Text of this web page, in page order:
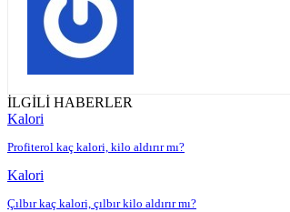
İLGİLİ HABERLER
Kalori
Profiterol kaç kalori, kilo aldırır mı?
Kalori
Çılbır kaç kalori, çılbır kilo aldırır mı?